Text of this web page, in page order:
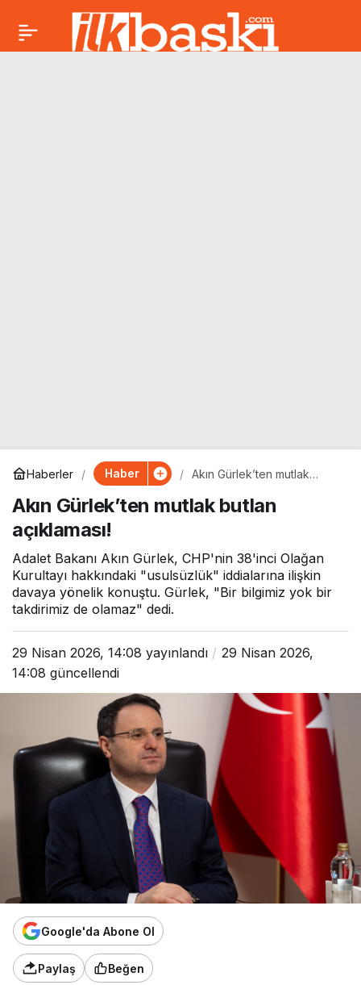
Haberler Haber
Akın Gürlek’ten mutlak
Akın Gürlek’ten mutlak butlan
açıklaması!
Adalet Bakanı Akın Gürlek, CHP'nin 38'inci Olağan
Kurultayı hakkındaki "usulsüzlük" iddialarına ilişkin
davaya yönelik konuştu. Gürlek, "Bir bilgimiz yok bir
takdirimiz de olamaz" dedi.
29 Nisan 2026, 14:08 yayınlandı
29 Nisan 2026,
14:08 güncellendi
Google'da Abone Ol
Paylaş Beğen
Erdoğan’dan grup